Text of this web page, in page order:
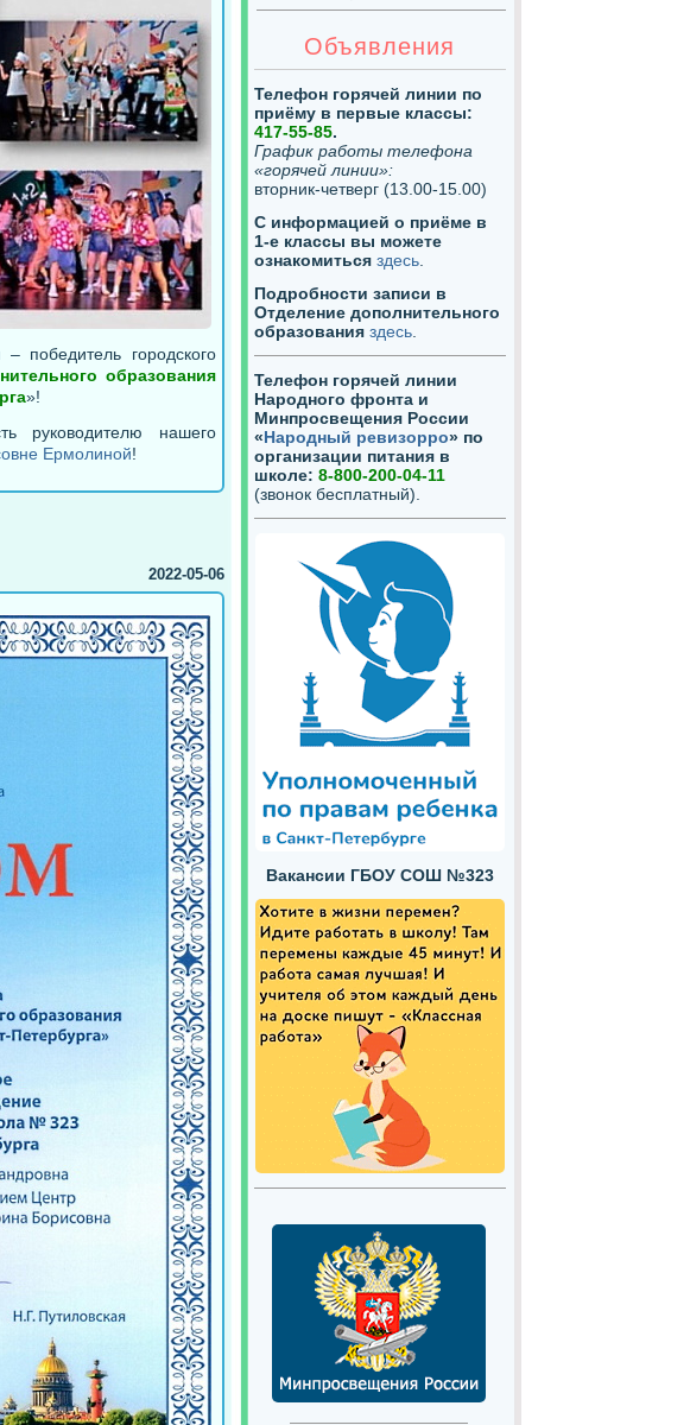
– победитель городского
образования
»!
руководителю нашего
Ермолиной!
2022-05-06
Объявления
Телефон горячей линии по
приёму в первые классы:
417-55-85.
График работы телефона
«горячей линии»:
вторник-четверг (13.00-15.00)
С информацией о приёме в
1-е классы вы можете
ознакомиться здесь.
Подробности записи в
Отделение дополнительного
образования здесь.
Телефон горячей линии
Народного фронта и
Минпросвещения России
«Народный ревизорро» по
организации питания в
школе: 8-800-200-04-11
(звонок бесплатный).
Вакансии ГБОУ СОШ №323